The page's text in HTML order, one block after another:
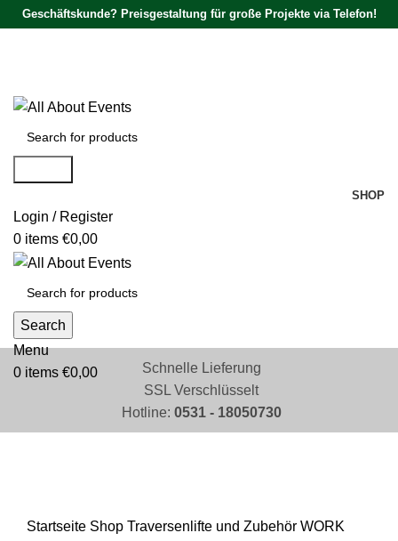
Geschäftskunde? Preisgestaltung für große Projekte via Telefon!
SHOP
Login / Register
0 items €0,00
Search
Menu
0 items €0,00
Schnelle Lieferung
SSL Verschlüsselt
Hotline: 0531 - 18050730
Startseite Shop Traversenlifte und Zubehör WORK